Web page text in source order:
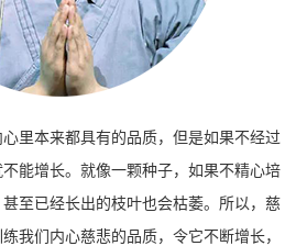
里本来都具有的品质，但是如果不经过
能增长。就像一颗种子，如果不精心培
至已经长出的枝叶也会枯萎。所以，慈
我们内心慈悲的品质，令它不断增长，